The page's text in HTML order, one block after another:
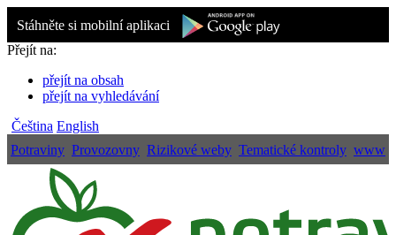
Stáhněte si mobilní aplikaci
Přejít na:
přejít na obsah
přejít na vyhledávání
Čeština English
Potraviny Provozovny Rizikové weby Tematické kontroly www